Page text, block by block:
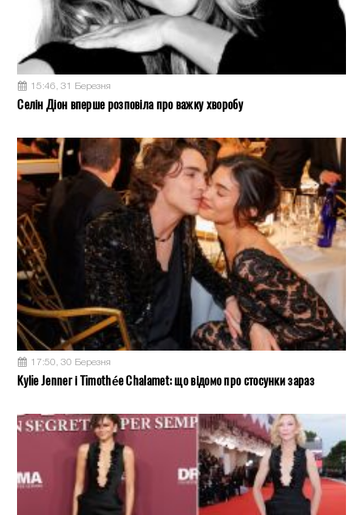
15:46, 31 Березня
Селін Діон вперше розповіла про важку хворобу
17:50, 30 Березня
Kylie Jenner і Timothée Chalamet: що відомо про стосунки зараз